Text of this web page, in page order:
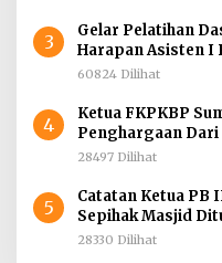
3
Gelar Pelatihan
Harapan Asisten I
60824 Dilihat
4
Ketua FKPKBP
Penghargaan
28497 Dilihat
5
Catatan Ketua PB
Sepihak Masjid
Menghidupkan
28330 Dilihat